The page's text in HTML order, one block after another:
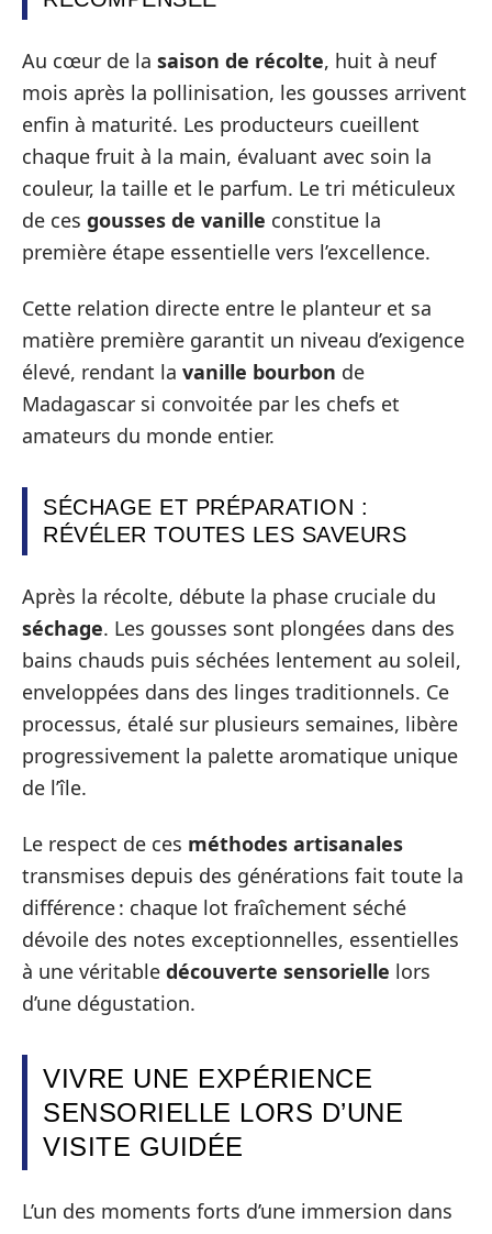
Au cœur de la saison de récolte, huit à neuf
mois après la pollinisation, les gousses arrivent
enfin à maturité. Les producteurs cueillent
chaque fruit à la main, évaluant avec soin la
couleur, la taille et le parfum. Le tri méticuleux
de ces gousses de vanille constitue la
première étape essentielle vers l’excellence.
Cette relation directe entre le planteur et sa
matière première garantit un niveau d’exigence
élevé, rendant la vanille bourbon de
Madagascar si convoitée par les chefs et
amateurs du monde entier.
SÉCHAGE ET PRÉPARATION :
RÉVÉLER TOUTES LES SAVEURS
Après la récolte, débute la phase cruciale du
séchage. Les gousses sont plongées dans des
bains chauds puis séchées lentement au soleil,
enveloppées dans des linges traditionnels. Ce
processus, étalé sur plusieurs semaines, libère
progressivement la palette aromatique unique
de l’île.
Le respect de ces méthodes artisanales
transmises depuis des générations fait toute la
différence : chaque lot fraîchement séché
dévoile des notes exceptionnelles, essentielles
à une véritable découverte sensorielle lors
d’une dégustation.
VIVRE UNE EXPÉRIENCE
SENSORIELLE LORS D’UNE
VISITE GUIDÉE
L’un des moments forts d’une immersion dans